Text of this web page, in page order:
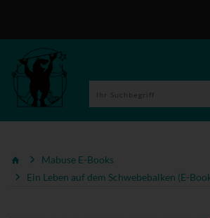
Mabuse E-Books
Ein Leben auf dem Schwebebalken (E-